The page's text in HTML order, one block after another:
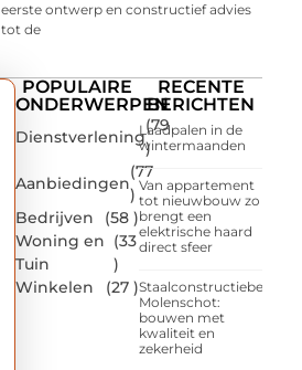
eerste ontwerp en constructief advies
tot de
POPULAIRE
ONDERWERPEN
Dienstverlening
(79
)
Aanbiedingen
(77
)
Bedrijven
(58 )
Woning en
Tuin
(33
)
Winkelen
(27 )
RECENTE
BERICHTEN
Laadpalen in de
wintermaanden
Van appartement
tot nieuwbouw zo
brengt een
elektrische haard
direct sfeer
Staalconstructiebedrijf
Molenschot:
bouwen met
kwaliteit en
zekerheid